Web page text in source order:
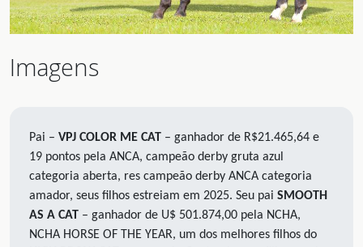
Imagens
Pai – VPJ COLOR ME CAT – ganhador de R$21.465,64 e
19 pontos pela ANCA, campeão derby gruta azul
categoria aberta, res campeão derby ANCA categoria
amador, seus filhos estreiam em 2025. Seu pai SMOOTH
AS A CAT – ganhador de U$ 501.874,00 pela NCHA,
NCHA HORSE OF THE YEAR, um dos melhores filhos do